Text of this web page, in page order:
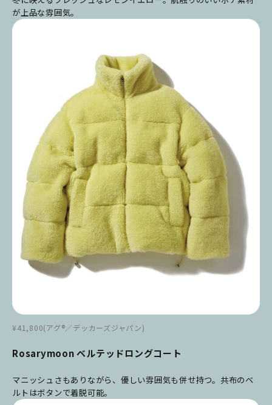
が上品な雰囲気。
¥41,800(アグ®／デッカーズジャパン)
Rosarymoon ベルテッドロングコート
マニッシュさもありながら、優しい雰囲気も併せ持つ。共布のベ
ルトはボタンで着脱可能。